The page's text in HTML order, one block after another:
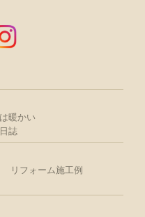
暖かい
誌
リフォーム施工例